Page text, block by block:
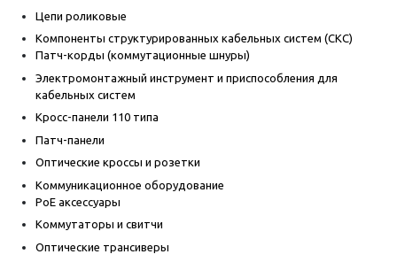
Цепи роликовые
Компоненты структурированных кабельных систем (СКС)
Патч-корды (коммутационные шнуры)
Электромонтажный инструмент и приспособления для
кабельных систем
Кросс-панели 110 типа
Патч-панели
Оптические кроссы и розетки
Коммуникационное оборудование
PoE аксессуары
Коммутаторы и свитчи
Оптические трансиверы